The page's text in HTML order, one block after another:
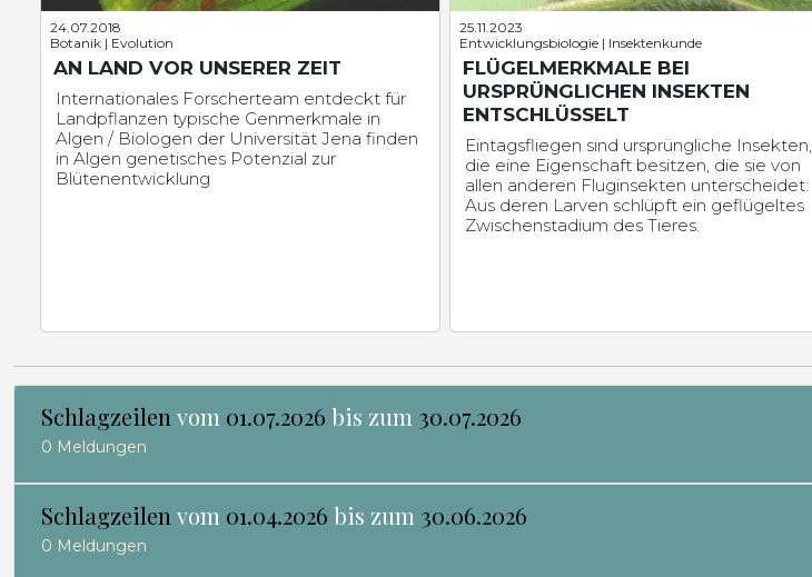
24.07.2018
Botanik | Evolution
AN LAND VOR UNSERER ZEIT
Internationales Forscherteam entdeckt für
Landpflanzen typische Genmerkmale in
Algen / Biologen der Universität Jena finden
in Algen genetisches Potenzial zur
Blütenentwicklung
25.11.2023
Entwicklungsbiologie | Insektenkunde
FLÜGELMERKMALE BEI
URSPRÜNGLICHEN INSEKTEN
ENTSCHLÜSSELT
Eintagsfliegen sind ursprüngliche Insekten,
die eine Eigenschaft besitzen, die sie von
allen anderen Fluginsekten unterscheidet:
Aus deren Larven schlüpft ein geflügeltes
Zwischenstadium des Tieres.
Schlagzeilen vom 01.07.2026 bis zum 30.07.2026
0 Meldungen
Schlagzeilen vom 01.04.2026 bis zum 30.06.2026
0 Meldungen